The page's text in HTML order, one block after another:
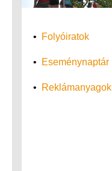
• Folyóiratok
• Eseménynaptár
• Reklámanyagok